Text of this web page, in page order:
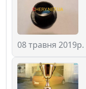
08 травня 2019р.